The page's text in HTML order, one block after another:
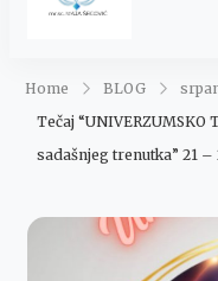
Ananda
Home BLOG
Tečaj
sadašnjeg trenutka” 21 –